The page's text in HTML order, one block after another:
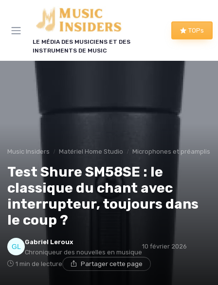
LE MÉDIA DES MUSICIENS ET DES
INSTRUMENTS DE MUSIC
TOPs
Music Insiders Matériel Home Studio Microphones et préamplis
Test Shure SM58SE : le
classique du chant avec
interrupteur, toujours dans
le coup ?
Gabriel Leroux
Chroniqueur des nouvelles en musique
10 février 2026
1 min de lecture Partager cette page
Panneau de gestion des cookies